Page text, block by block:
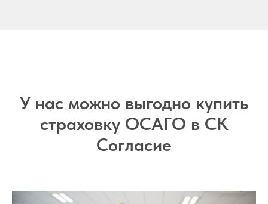
У нас можно выгодно купить
страховку ОСАГО в СК
Согласие